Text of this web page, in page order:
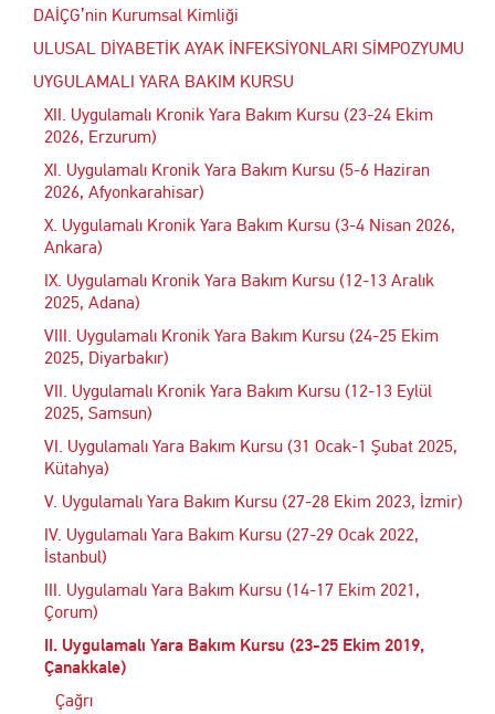
DAİÇG’nin Kurumsal Kimliği
ULUSAL DİYABETİK AYAK İNFEKSİYONLARI SİMPOZYUMU
UYGULAMALI YARA BAKIM KURSU
XII. Uygulamalı Kronik Yara Bakım Kursu (23-24 Ekim
2026, Erzurum)
XI. Uygulamalı Kronik Yara Bakım Kursu (5-6 Haziran
2026, Afyonkarahisar)
X. Uygulamalı Kronik Yara Bakım Kursu (3-4 Nisan 2026,
Ankara)
IX. Uygulamalı Kronik Yara Bakım Kursu (12-13 Aralık
2025, Adana)
VIII. Uygulamalı Kronik Yara Bakım Kursu (24-25 Ekim
2025, Diyarbakır)
VII. Uygulamalı Kronik Yara Bakım Kursu (12-13 Eylül
2025, Samsun)
VI. Uygulamalı Yara Bakım Kursu (31 Ocak-1 Şubat 2025,
Kütahya)
V. Uygulamalı Yara Bakım Kursu (27-28 Ekim 2023, İzmir)
IV. Uygulamalı Yara Bakım Kursu (27-29 Ocak 2022,
İstanbul)
III. Uygulamalı Yara Bakım Kursu (14-17 Ekim 2021,
Çorum)
II. Uygulamalı Yara Bakım Kursu (23-25 Ekim 2019,
Çanakkale)
Çağrı